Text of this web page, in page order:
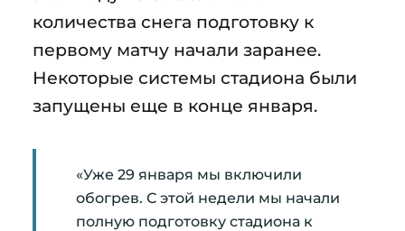
количества снега подготовку к
первому матчу начали заранее.
Некоторые системы стадиона были
запущены еще в конце января.
«Уже 29 января мы включили
обогрев. С этой недели мы начали
полную подготовку стадиона к